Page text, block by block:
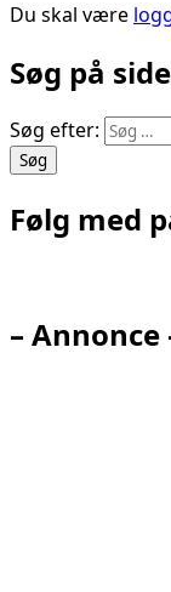
Du skal være
Søg på
Søg efter:
Følg med
– Annonce